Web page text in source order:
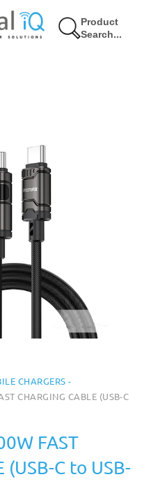
Product
Search...
CHARGERS -
CHARGING CABLE (USB-C
FAST
(USB-C to USB-